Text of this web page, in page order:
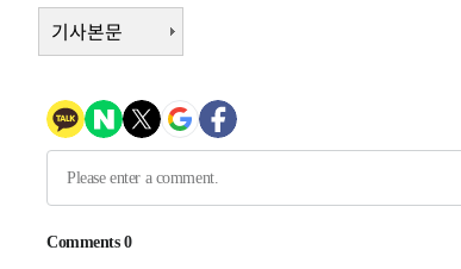
-31853초 전 >
'월드컵 탈락 후폭풍' 축구협회…11시간 걸린
합)
-31289초 전 >[속보] 뉴욕증시, 혼조 출발…나스닥 0.3%↓,
-30082초 전 >축구협회, 15년 전 심판 성 접대 파문에 "현재
-28767초 전 >경찰, '홍명보는 2순위' 결론냈던 스포츠윤리센
기사본문